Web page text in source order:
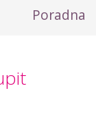
Poradna